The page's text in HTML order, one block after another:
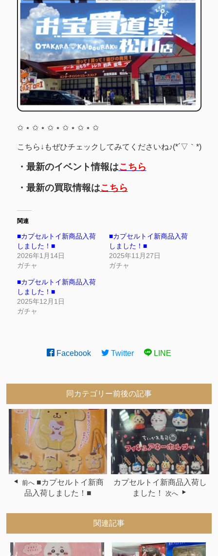
✩ ⋆ ✩ ⋆ ✩ ⋆ ✩ ⋆ ✩ ⋆ ✩
こちら↓もぜひチェックしてみてくださいね♪(*´▽｀*)
・最新のイベント情報はこちら
・最新の買取情報はこちら
関連
■カプセルトイ新商品入荷
しました！■
2026年1月14日
ガチャ
■カプセルトイ新商品入荷
しました！■
2025年11月27日
ガチャ
■カプセルトイ新商品入荷
しました！■
2025年12月1日
ガチャ
Facebook Twitter LINE
同カテゴリー前後の記事
前へ ■カプセルトイ新商
品入荷しました！■
カプセルトイ新商品入荷し
ました！
次へ
関連記事